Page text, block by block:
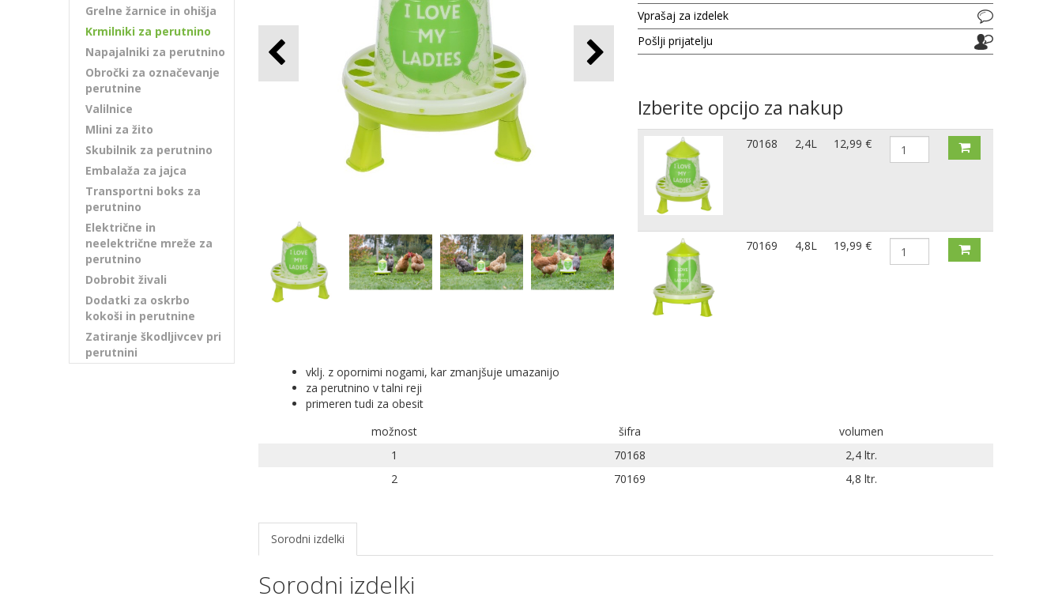
Grelne žarnice in ohišja
Krmilniki za perutnino
Napajalniki za perutnino
Obročki za označevanje
perutnine
Valilnice
Mlini za žito
Skubilnik za perutnino
Embalaža za jajca
Transportni boks za
perutnino
Električne in
neelektrične mreže za
perutnino
Dobrobit živali
Dodatki za oskrbo
kokoši in perutnine
Zatiranje škodljivcev pri
perutnini
Vprašaj za izdelek
Pošlji prijatelju
Izberite opcijo za nakup
70168 2,4L 12,99 €
70169 4,8L 19,99 €
vklj. z opornimi nogami, kar zmanjšuje umazanijo
za perutnino v talni reji
primeren tudi za obesit
možnost
šifra
volumen
1
70168
2,4 ltr.
2
70169 4,8 ltr.
Sorodni izdelki
Sorodni izdelki